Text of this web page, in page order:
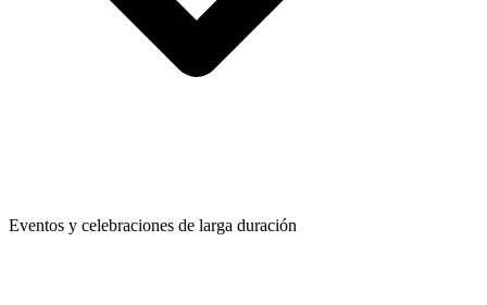
Eventos y celebraciones de larga duración